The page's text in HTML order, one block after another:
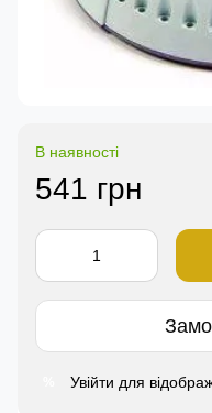
В наявності
541 грн
Увійти для